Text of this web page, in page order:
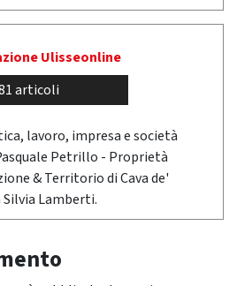
Ulisseonline
articoli
lavoro, impresa e società
Petrillo - Proprietà
& Territorio di Cava de'
Lamberti.